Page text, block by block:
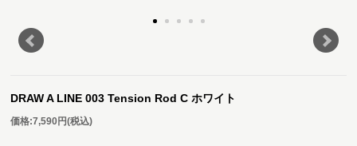
DRAW A LINE 003 Tension Rod C ホワイト
価格:7,590円(税込)